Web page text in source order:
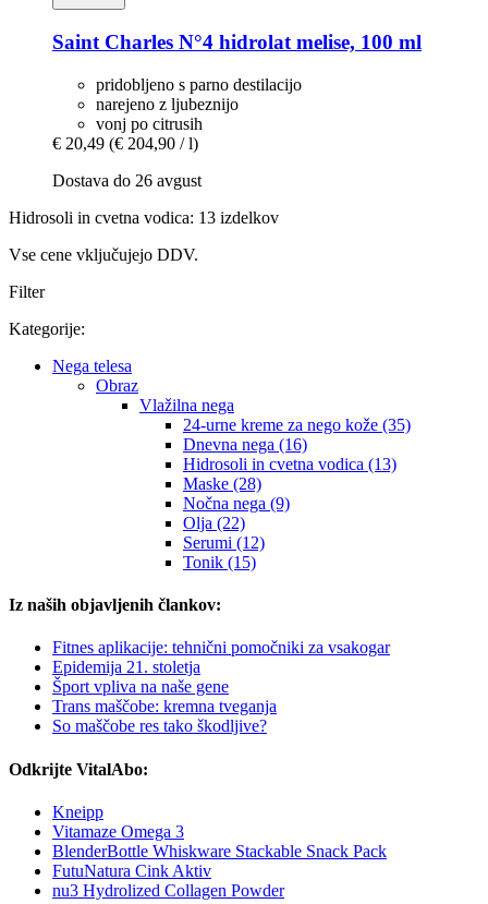
Saint Charles N°4 hidrolat melise, 100 ml
pridobljeno s parno destilacijo
narejeno z ljubeznijo
vonj po citrusih
€ 20,49 (€ 204,90 / l)
Dostava do 26 avgust
Hidrosoli in cvetna vodica: 13 izdelkov
Vse cene vključujejo DDV.
Filter
Kategorije:
Nega telesa
Obraz
Vlažilna nega
24-urne kreme za nego kože (35)
Dnevna nega (16)
Hidrosoli in cvetna vodica (13)
Maske (28)
Nočna nega (9)
Olja (22)
Serumi (12)
Tonik (15)
Iz naših objavljenih člankov:
Fitnes aplikacije: tehnični pomočniki za vsakogar
Epidemija 21. stoletja
Šport vpliva na naše gene
Trans maščobe: kremna tveganja
So maščobe res tako škodljive?
Odkrijte VitalAbo:
Kneipp
Vitamaze Omega 3
BlenderBottle Whiskware Stackable Snack Pack
FutuNatura Cink Aktiv
nu3 Hydrolized Collagen Powder